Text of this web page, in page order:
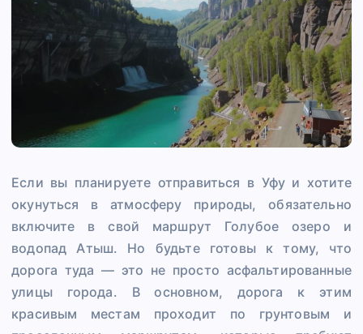
Если вы планируете отправиться в Уфу и хотите
окунуться в атмосферу природы, обязательно
включите в свой маршрут Голубое озеро и
водопад Атыш. Но будьте готовы к тому, что
дорога туда — это не просто асфальтированные
улицы города. В основном, дорога к этим
красивым местам проходит по грунтовым и